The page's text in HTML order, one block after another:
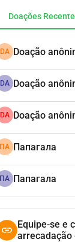
Doações
DA Doação
DA Doação
DA Doação
ПА Папагала
ПА Папагала
Equipe-se e
arrecadação